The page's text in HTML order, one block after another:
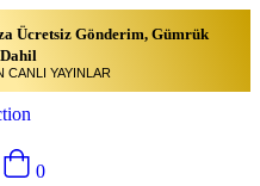
Ücretsiz Gönderim, Gümrük
CANLI YAYINLAR
0